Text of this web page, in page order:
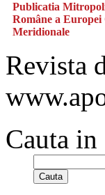
Publicatia
Române a Europei
Meridionale
Revista
Cauta in
Cauta